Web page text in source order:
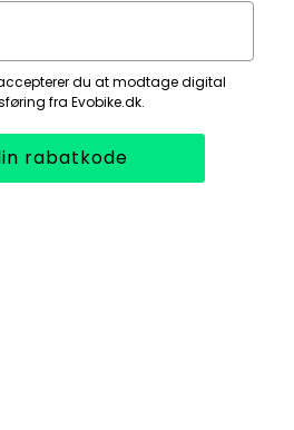
du at modtage digital
fra Evobike.dk.
rabatkode